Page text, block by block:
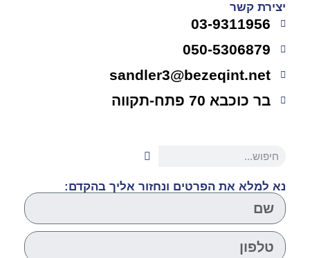
יצירת קשר
03-9311956
050-5306879
sandler3@bezeqint.net
בר כוכבא 70 פתח-תקווה
נא למלא את הפרטים ונחזור אליך בהקדם: